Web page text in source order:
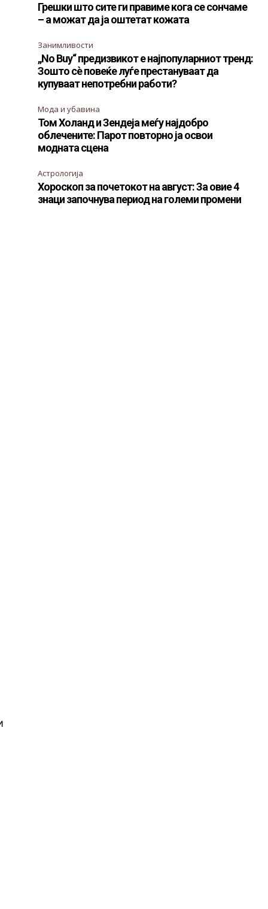
Грешки што сите ги правиме кога се сончаме
– а можат да ја оштетат кожата
Занимливости
„No Buy“ предизвикот е најпопуларниот тренд:
Зошто сè повеќе луѓе престануваат да
купуваат непотребни работи?
Мода и убавина
Том Холанд и Зендеја меѓу најдобро
облечените: Парот повторно ја освои
модната сцена
Астрологија
Хороскоп за почетокот на август: За овие 4
знаци започнува период на големи промени